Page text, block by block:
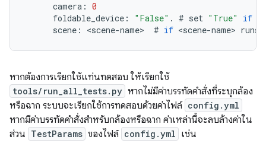
camera : 0
foldable_device : "False" . # set "True" if
scene : <scene-name> # if <scene-name> runs
หากต้องการเรียกใช้แท่นทดสอบ ให้เรียกใช้
tools/run_all_tests.py หากไม่มีค่าบรรทัดคำสั่งที่ระบุกล้อง
หรือฉาก ระบบจะเรียกใช้การทดสอบด้วยค่าไฟล์ config.yml
หากมีค่าบรรทัดคำสั่งสำหรับกล้องหรือฉาก ค่าเหล่านี้จะลบล้างค่าใน
ส่วน TestParams ของไฟล์ config.yml เช่น